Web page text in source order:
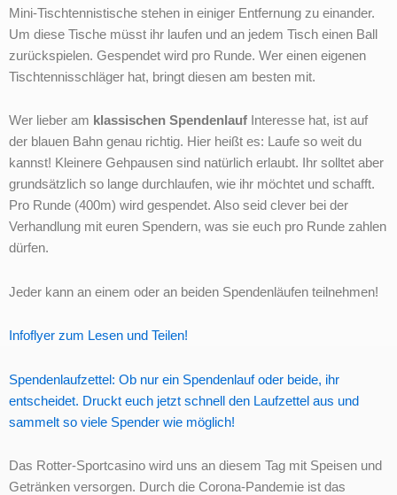
Mini-Tischtennistische stehen in einiger Entfernung zu einander.
Um diese Tische müsst ihr laufen und an jedem Tisch einen Ball
zurückspielen. Gespendet wird pro Runde. Wer einen eigenen
Tischtennisschläger hat, bringt diesen am besten mit.
Wer lieber am klassischen Spendenlauf Interesse hat, ist auf
der blauen Bahn genau richtig. Hier heißt es: Laufe so weit du
kannst! Kleinere Gehpausen sind natürlich erlaubt. Ihr solltet aber
grundsätzlich so lange durchlaufen, wie ihr möchtet und schafft.
Pro Runde (400m) wird gespendet. Also seid clever bei der
Verhandlung mit euren Spendern, was sie euch pro Runde zahlen
dürfen.
Jeder kann an einem oder an beiden Spendenläufen teilnehmen!
Infoflyer zum Lesen und Teilen!
Spendenlaufzettel: Ob nur ein Spendenlauf oder beide, ihr
entscheidet. Druckt euch jetzt schnell den Laufzettel aus und
sammelt so viele Spender wie möglich!
Das Rotter-Sportcasino wird uns an diesem Tag mit Speisen und
Getränken versorgen. Durch die Corona-Pandemie ist das